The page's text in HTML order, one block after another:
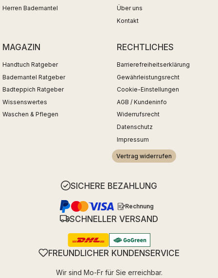
Herren Bademantel
Über uns
Kontakt
MAGAZIN
Handtuch Ratgeber
Bademantel Ratgeber
Badteppich Ratgeber
Wissenswertes
Waschen & Pflegen
RECHTLICHES
Barrierefreiheitserklärung
Gewährleistungsrecht
Cookie-Einstellungen
AGB / Kundeninfo
Widerrufsrecht
Datenschutz
Impressum
Vertrag widerrufen
SICHERE BEZAHLUNG
Rechnung
SCHNELLER VERSAND
FREUNDLICHER KUNDENSERVICE
Wir sind Mo-Fr für Sie erreichbar.